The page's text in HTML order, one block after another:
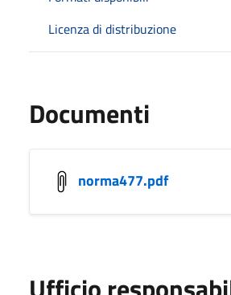
Licenza di distribuzione
Documenti
norma477.pdf